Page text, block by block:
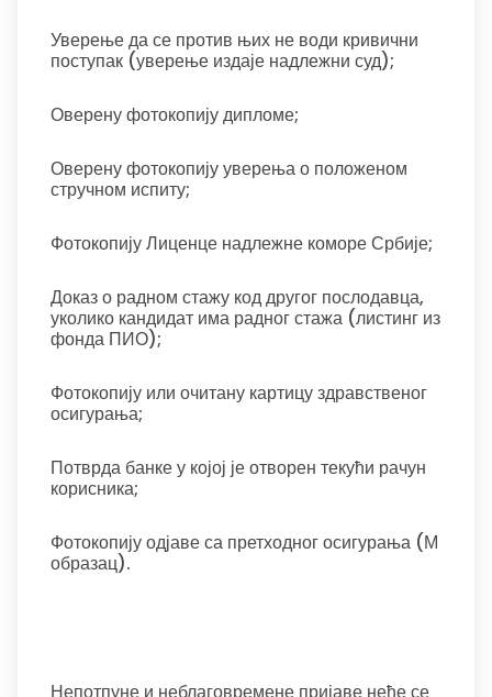
Уверење да се против њих не води кривични
поступак (уверење издаје надлежни суд);
Оверену фотокопију дипломе;
Оверену фотокопију уверења о положеном
стручном испиту;
Фотокопију Лиценце надлежне коморе Србије;
Доказ о радном стажу код другог послодавца,
уколико кандидат има радног стажа (листинг из
фонда ПИО);
Фотокопију или очитану картицу здравственог
осигурања;
Потврда банке у којој је отворен текући рачун
корисника;
Фотокопију одјаве са претходног осигурања (М
образац).